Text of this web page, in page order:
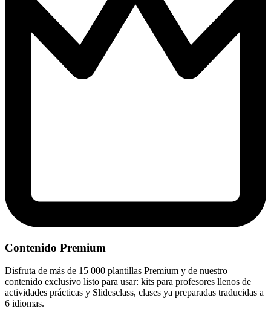
Contenido Premium
Disfruta de más de 15 000 plantillas Premium y de nuestro
contenido exclusivo listo para usar: kits para profesores llenos de
actividades prácticas y Slidesclass, clases ya preparadas traducidas a
6 idiomas.